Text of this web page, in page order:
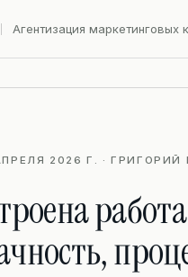
Агентизация маркетинговых
2026 Г. · ГРИГОРИЙ